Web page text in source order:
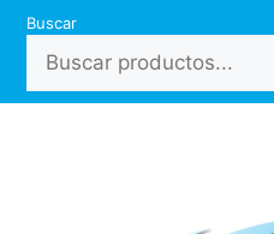
Saltar
contenido
Buscar